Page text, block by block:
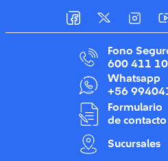
Fono
600 411
Whatsapp
+56
Formulario
de contacto
Sucursales